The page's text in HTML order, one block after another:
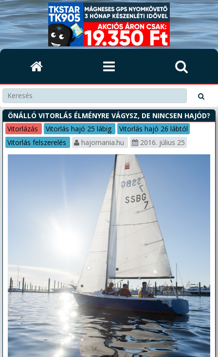
ÖNÁLLÓ VITORLÁS ÉLMÉNYRE VÁGYSZ, DE NINCSEN HAJÓD?
Vitorlázás
Vitorlás hajó 25 lábig
Vitorlás hajó 26 lábtól
Vitorlás felszerelés
hajomania.hu 2016. július 25